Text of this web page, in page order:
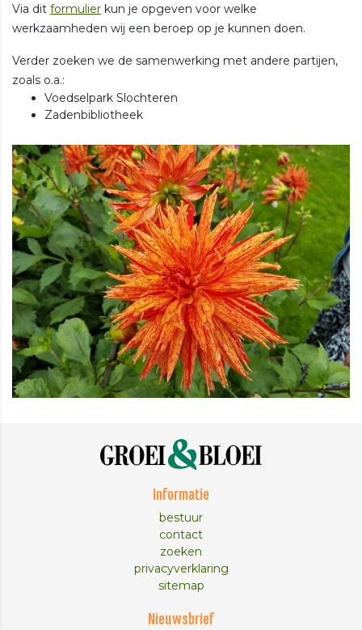
Via dit formulier kun je opgeven voor welke
werkzaamheden wij een beroep op je kunnen doen.
Verder zoeken we de samenwerking met andere partijen,
zoals o.a.:
Voedselpark Slochteren
Zadenbibliotheek
Informatie
bestuur
contact
zoeken
privacyverklaring
sitemap
Nieuwsbrief